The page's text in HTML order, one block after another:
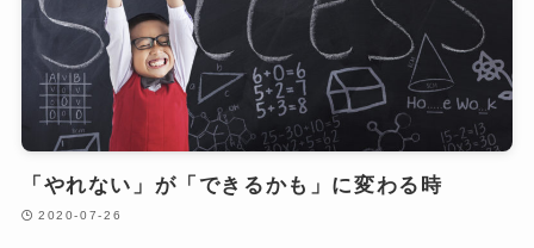
「やれない」が「できるかも」に変わる時
2020-07-26